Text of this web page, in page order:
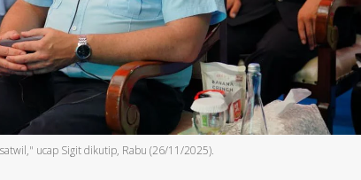
ucap Sigit dikutip, Rabu (26/11/2025).